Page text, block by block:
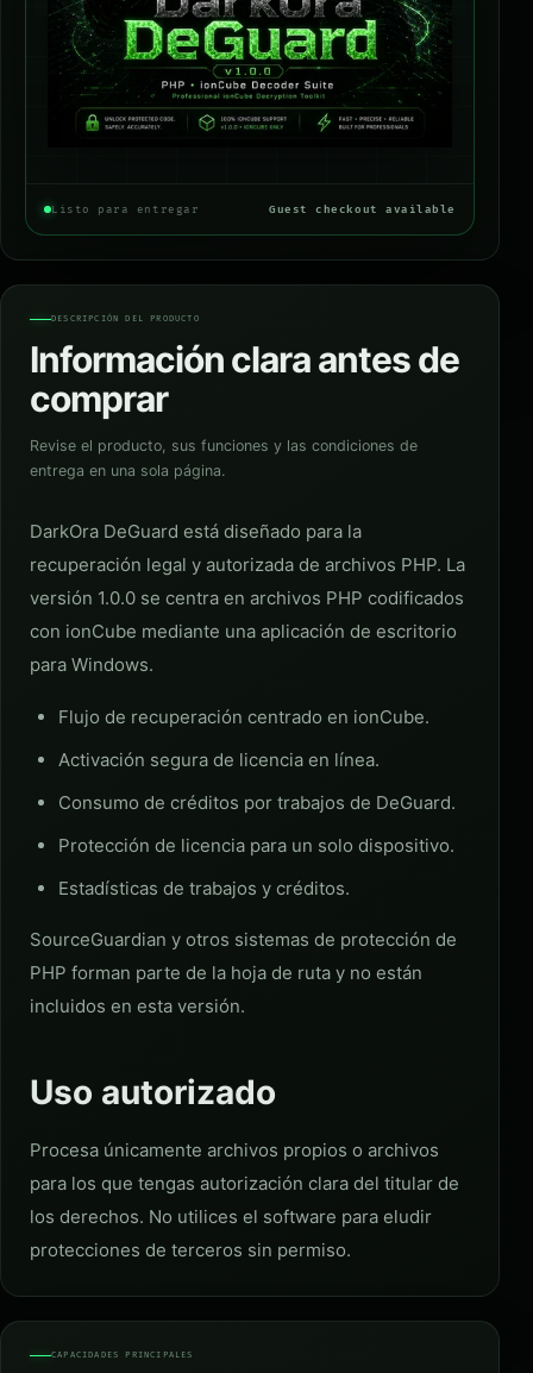
Listo para entregar Guest checkout available
DESCRIPCIÓN DEL PRODUCTO
Información clara antes de
comprar
Revise el producto, sus funciones y las condiciones de
entrega en una sola página.
DarkOra DeGuard está diseñado para la
recuperación legal y autorizada de archivos PHP. La
versión 1.0.0 se centra en archivos PHP codificados
con ionCube mediante una aplicación de escritorio
para Windows.
Flujo de recuperación centrado en ionCube.
Activación segura de licencia en línea.
Consumo de créditos por trabajos de DeGuard.
Protección de licencia para un solo dispositivo.
Estadísticas de trabajos y créditos.
SourceGuardian y otros sistemas de protección de
PHP forman parte de la hoja de ruta y no están
incluidos en esta versión.
Uso autorizado
Procesa únicamente archivos propios o archivos
para los que tengas autorización clara del titular de
los derechos. No utilices el software para eludir
protecciones de terceros sin permiso.
CAPACIDADES PRINCIPALES